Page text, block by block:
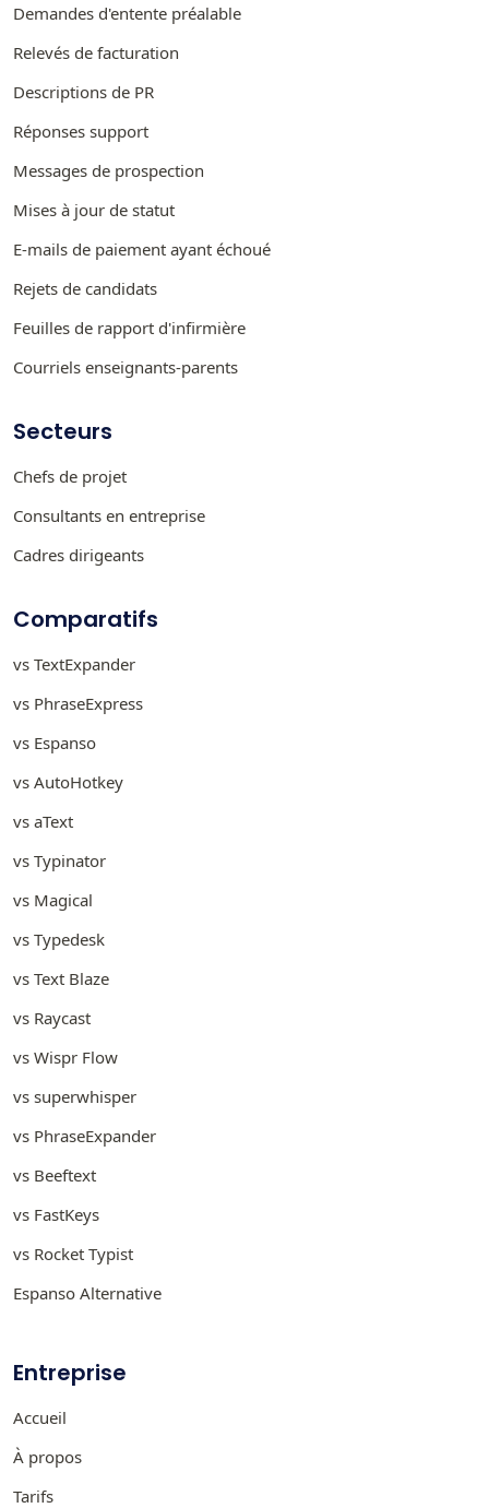
Demandes d'entente préalable
Relevés de facturation
Descriptions de PR
Réponses support
Messages de prospection
Mises à jour de statut
E-mails de paiement ayant échoué
Rejets de candidats
Feuilles de rapport d'infirmière
Courriels enseignants-parents
Secteurs
Chefs de projet
Consultants en entreprise
Cadres dirigeants
Comparatifs
vs TextExpander
vs PhraseExpress
vs Espanso
vs AutoHotkey
vs aText
vs Typinator
vs Magical
vs Typedesk
vs Text Blaze
vs Raycast
vs Wispr Flow
vs superwhisper
vs PhraseExpander
vs Beeftext
vs FastKeys
vs Rocket Typist
Espanso Alternative
Entreprise
Accueil
À propos
Tarifs